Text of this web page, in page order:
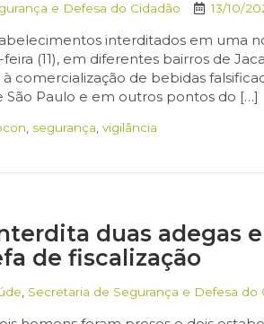
e Defesa do Cidadão 13/10/
interditados em uma
(11), em diferentes bairros de
comercialização de bebidas
Paulo e em outros pontos do […]
segurança ,vigilância
duas adegas
de fiscalização
Secretaria de Segurança e Defesa do